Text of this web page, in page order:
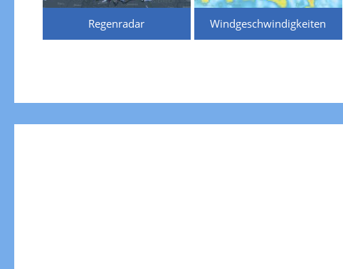
Regenradar Windgeschwindigkeiten